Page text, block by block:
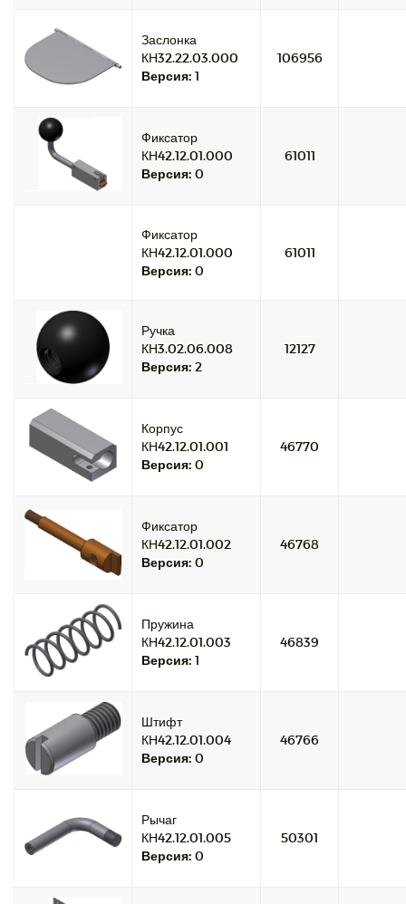
Заслонка
КН32.22.03.000
Версия: 1
106956
Фиксатор
КН42.12.01.000
Версия: 0
61011
Фиксатор
КН42.12.01.000
Версия: 0
61011
Ручка
КН3.02.06.008
Версия: 2
12127
Корпус
КН42.12.01.001
Версия: 0
46770
Фиксатор
КН42.12.01.002
Версия: 0
46768
Пружина
КН42.12.01.003
Версия: 1
46839
Штифт
КН42.12.01.004
Версия: 0
46766
Рычаг
КН42.12.01.005
Версия: 0
50301